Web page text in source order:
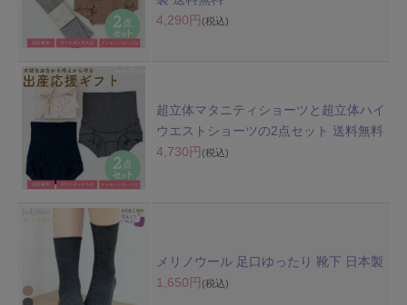
4,290円 (税込)
超立体マタニティショーツと超立体ハイ
ウエストショーツの2点セット 送料無料
4,730円 (税込)
メリノウール 足口ゆったり 靴下 日本製
1,650円 (税込)